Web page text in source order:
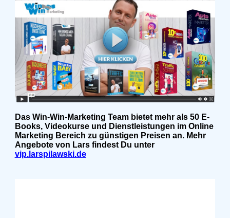
Das Win-Win-Marketing Team bietet mehr als 50 E-
Books, Videokurse und Dienstleistungen im Online
Marketing Bereich zu günstigen Preisen an. Mehr
Angebote von Lars findest Du unter
vip.larspilawski.de